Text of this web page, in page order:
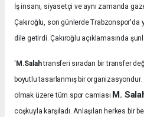
İş insanı, siyasetçi ve aynı zamanda
Çakıroğlu, son günlerde
dile getirdi. Çakıroğlu açıklamasında
' M.Salahtransferi sıradan bir transfer
boyutlu tasarlanmış bir organizasyondur
olmak üzere tüm spor camiası M.
coşkuyla karşıladı.Anlaşılan herkes bir